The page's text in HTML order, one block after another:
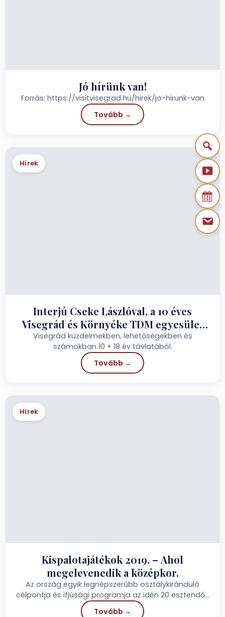
Jó hírünk van!
Forrás: https://visitvisegrad.hu/hirek/jo-hirunk-van
Tovább →
Hírek
Interjú Cseke Lászlóval, a 10 éves
Visegrád és Környéke TDM egyesület
újraválasztott elnökével
Visegrád küzdelmekben, lehetőségekben és
számokban 10 + 18 év távlatából.
Tovább →
Hírek
Kispalotajátékok 2019. – Ahol
megelevenedik a középkor.
Az ország egyik legnépszerűbb osztálykiránduló
célpontja és ifjúsági programja az idén 20 esztendős
visegrádi Kispalotajátékok.
Tovább →